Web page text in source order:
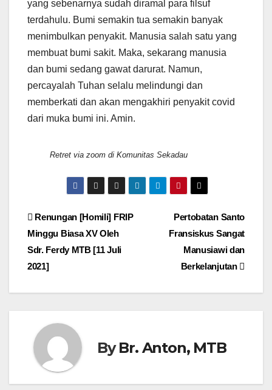
yang sebenarnya sudah diramal para filsuf
terdahulu. Bumi semakin tua semakin banyak
menimbulkan penyakit. Manusia salah satu yang
membuat bumi sakit. Maka, sekarang manusia
dan bumi sedang gawat darurat. Namun,
percayalah Tuhan selalu melindungi dan
memberkati dan akan mengakhiri penyakit covid
dari muka bumi ini. Amin.
Retret via zoom di Komunitas Sekadau
Post
navigation
Pertobatan Santo
Fransiskus Sangat
Manusiawi dan
Berkelanjutan
Renungan [Homili] FRIP
Minggu Biasa XV Oleh
Sdr. Ferdy MTB [11 Juli
2021]
ByBr. Anton, MTB